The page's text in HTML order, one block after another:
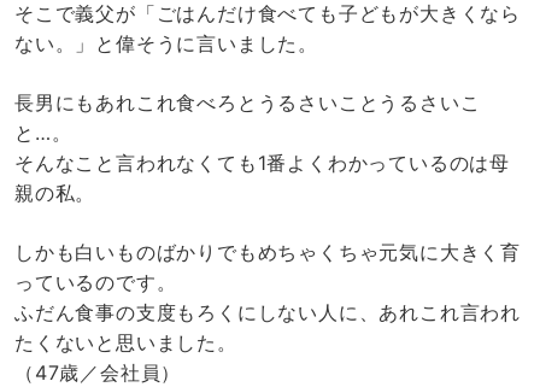
そこで義父が「ごはんだけ食べても子どもが大きくなら
ない。」と偉そうに言いました。
長男にもあれこれ食べろとうるさいことうるさいこ
と…。
そんなこと言われなくても1番よくわかっているのは母
親の私。
しかも白いものばかりでもめちゃくちゃ元気に大きく育
っているのです。
ふだん食事の支度もろくにしない人に、あれこれ言われ
たくないと思いました。
（47歳／会社員）